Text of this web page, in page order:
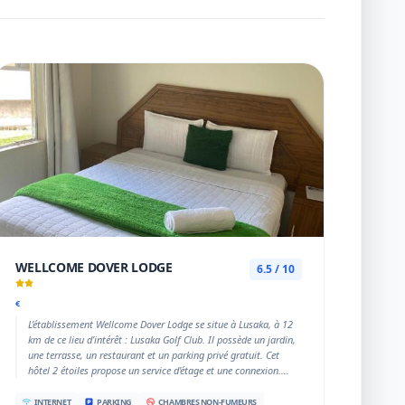
WELLCOME DOVER LODGE
€
6.5 / 10
L’établissement Wellcome Dover Lodge se situe à Lusaka, à 12
km de ce lieu d’intérêt : Lusaka Golf Club. Il possède un jardin,
une terrasse, un restaurant et un parking privé gratuit. Cet
hôtel 2 étoiles propose un service d'étage et une connexion....
INTERNET PARKING CHAMBRES NON-FUMEURS